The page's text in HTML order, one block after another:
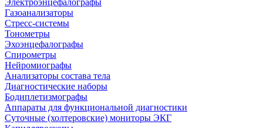
Электроэнцефалографы
Газоанализаторы
Стресс-системы
Тонометры
Эхоэнцефалографы
Спирометры
Нейромиографы
Анализаторы состава тела
Диагностические наборы
Бодиплетизмографы
Аппараты для функциональной диагностики
Суточные (холтеровские) мониторы ЭКГ